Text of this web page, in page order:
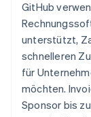
GitHub
unterstützt,
schnelleren
für
möchten.
Sponsor bis